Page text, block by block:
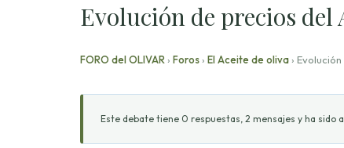
Evolución de precios del
FORO del OLIVAR › Foros › El Aceite de oliva ›
Este debate tiene 0 respuestas, 2 mensajes y ha sido